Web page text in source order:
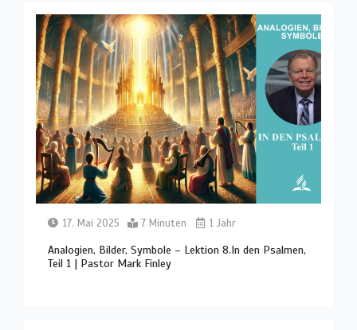
17. Mai 2025 7 Minuten 1 Jahr
Analogien, Bilder, Symbole – Lektion 8.In den Psalmen,
Teil 1 | Pastor Mark Finley